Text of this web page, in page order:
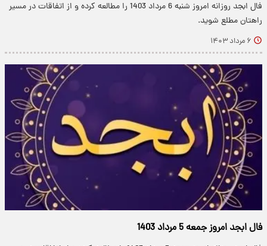
​فال ابجد روزانه امروز شنبه 6 مرداد 1403 را مطالعه کرده و از اتفاقات در مسیر
راهتان مطلع شوید.
۶ مرداد ۱۴۰۳
فال ابجد امروز جمعه 5 مرداد 1403